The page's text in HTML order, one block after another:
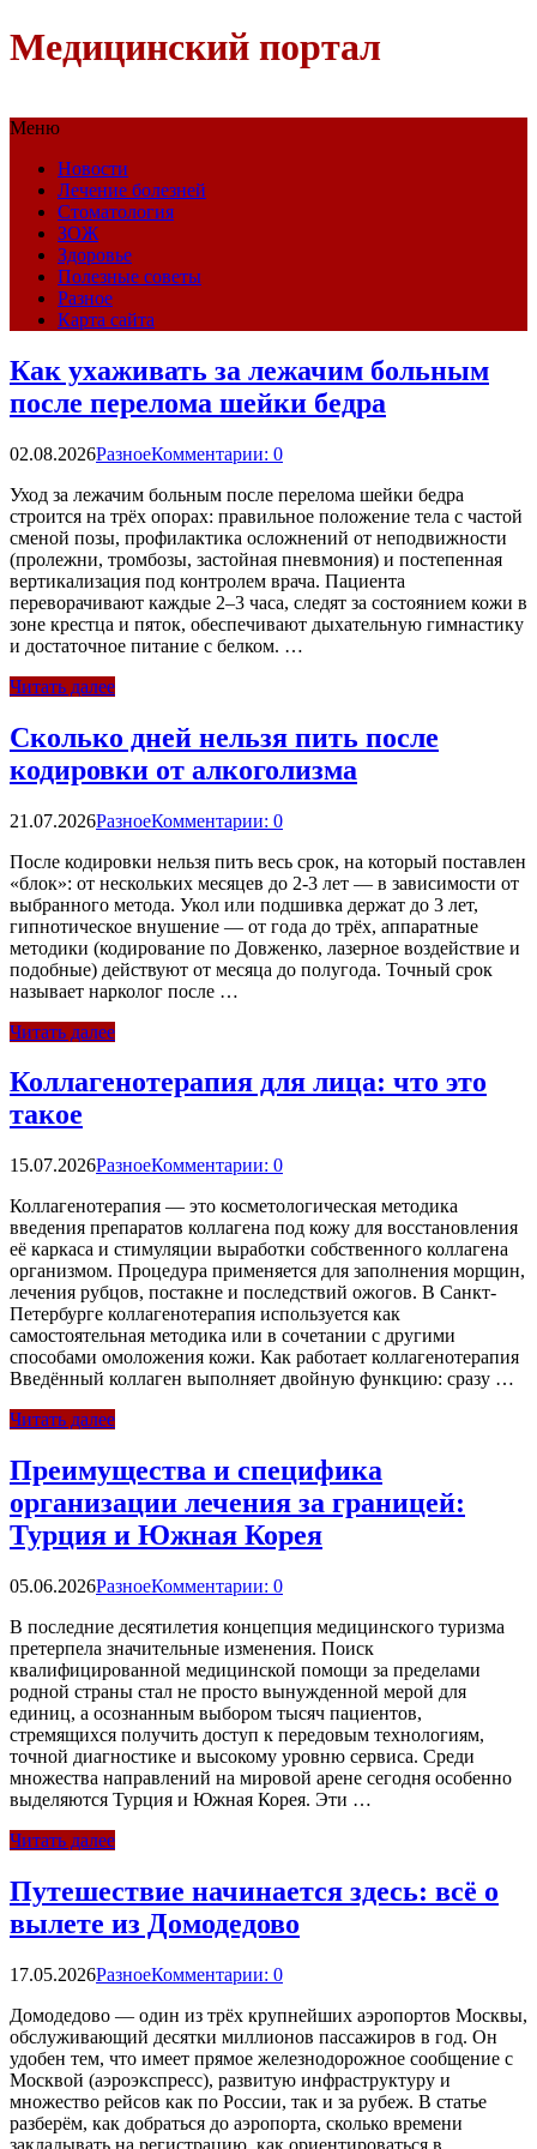
Медицинский портал
Меню
Новости
Лечение болезней
Стоматология
ЗОЖ
Здоровье
Полезные советы
Разное
Карта сайта
Как ухаживать за лежачим больным
после перелома шейки бедра
02.08.2026РазноеКомментарии: 0
Уход за лежачим больным после перелома шейки бедра
строится на трёх опорах: правильное положение тела с частой
сменой позы, профилактика осложнений от неподвижности
(пролежни, тромбозы, застойная пневмония) и постепенная
вертикализация под контролем врача. Пациента
переворачивают каждые 2–3 часа, следят за состоянием кожи в
зоне крестца и пяток, обеспечивают дыхательную гимнастику
и достаточное питание с белком. …
Читать далее
Сколько дней нельзя пить после
кодировки от алкоголизма
21.07.2026РазноеКомментарии: 0
После кодировки нельзя пить весь срок, на который поставлен
«блок»: от нескольких месяцев до 2-3 лет — в зависимости от
выбранного метода. Укол или подшивка держат до 3 лет,
гипнотическое внушение — от года до трёх, аппаратные
методики (кодирование по Довженко, лазерное воздействие и
подобные) действуют от месяца до полугода. Точный срок
называет нарколог после …
Читать далее
Коллагенотерапия для лица: что это
такое
15.07.2026РазноеКомментарии: 0
Коллагенотерапия — это косметологическая методика
введения препаратов коллагена под кожу для восстановления
её каркаса и стимуляции выработки собственного коллагена
организмом. Процедура применяется для заполнения морщин,
лечения рубцов, постакне и последствий ожогов. В Санкт-
Петербурге коллагенотерапия используется как
самостоятельная методика или в сочетании с другими
способами омоложения кожи. Как работает коллагенотерапия
Введённый коллаген выполняет двойную функцию: сразу …
Читать далее
Преимущества и специфика
организации лечения за границей:
Турция и Южная Корея
05.06.2026РазноеКомментарии: 0
В последние десятилетия концепция медицинского туризма
претерпела значительные изменения. Поиск
квалифицированной медицинской помощи за пределами
родной страны стал не просто вынужденной мерой для
единиц, а осознанным выбором тысяч пациентов,
стремящихся получить доступ к передовым технологиям,
точной диагностике и высокому уровню сервиса. Среди
множества направлений на мировой арене сегодня особенно
выделяются Турция и Южная Корея. Эти …
Читать далее
Путешествие начинается здесь: всё о
вылете из Домодедово
17.05.2026РазноеКомментарии: 0
Домодедово — один из трёх крупнейших аэропортов Москвы,
обслуживающий десятки миллионов пассажиров в год. Он
удобен тем, что имеет прямое железнодорожное сообщение с
Москвой (аэроэкспресс), развитую инфраструктуру и
множество рейсов как по России, так и за рубеж. В статье
разберём, как добраться до аэропорта, сколько времени
закладывать на регистрацию, как ориентироваться в